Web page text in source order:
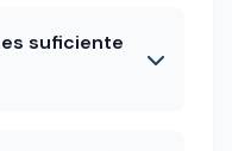
es suficiente